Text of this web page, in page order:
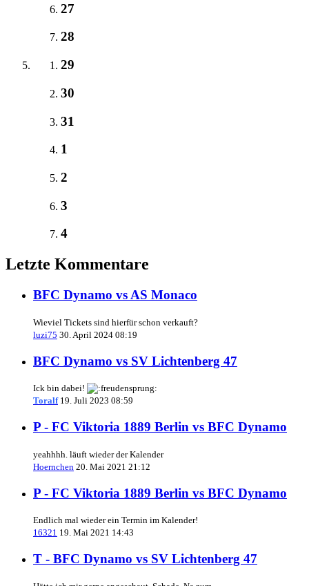
27
28
29
30
31
1
2
3
4
Letzte Kommentare
BFC Dynamo vs AS Monaco
Wieviel Tickets sind hierfür schon verkauft?
luzi75 30. April 2024 08:19
BFC Dynamo vs SV Lichtenberg 47
Ick bin dabei!
Toralf 19. Juli 2023 08:59
P - FC Viktoria 1889 Berlin vs BFC Dynamo
yeahhhh. läuft wieder der Kalender
Hoernchen 20. Mai 2021 21:12
P - FC Viktoria 1889 Berlin vs BFC Dynamo
Endlich mal wieder ein Termin im Kalender!
16321 19. Mai 2021 14:43
T - BFC Dynamo vs SV Lichtenberg 47